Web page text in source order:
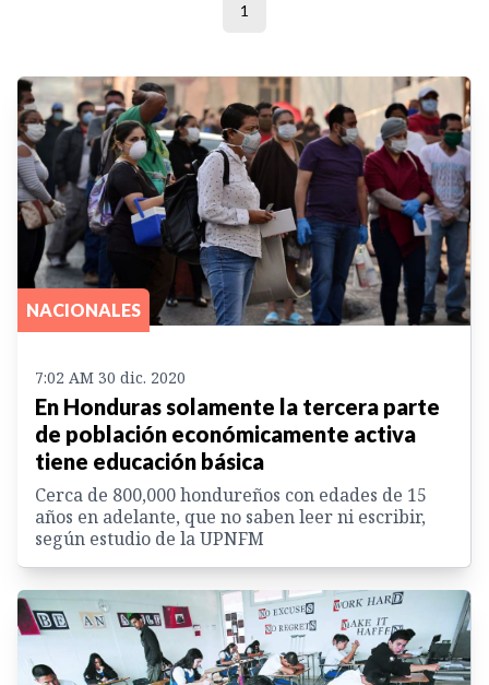
1
NACIONALES
7:02 AM 30 dic. 2020
En Honduras solamente la tercera parte
de población económicamente activa
tiene educación básica
Cerca de 800,000 hondureños con edades de 15
años en adelante, que no saben leer ni escribir,
según estudio de la UPNFM